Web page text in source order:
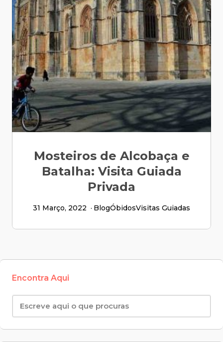
Mosteiros de Alcobaça e
Batalha: Visita Guiada
Privada
31 Março, 2022 BlogÓbidosVisitas Guiadas
Encontra Aqui